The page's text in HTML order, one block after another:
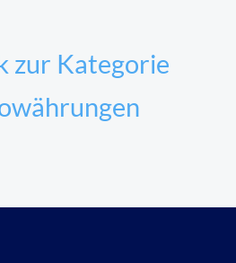
zur Kategorie